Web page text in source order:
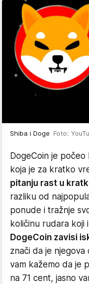
Shiba i Doge Foto:
DogeCoin je
koja je za kratko
pitanju rast u
razliku od
ponude i tražnje
količinu rudara koji
DogeCoin zavisi
znači da je
vam kažemo da je
na 71 cent, jasno